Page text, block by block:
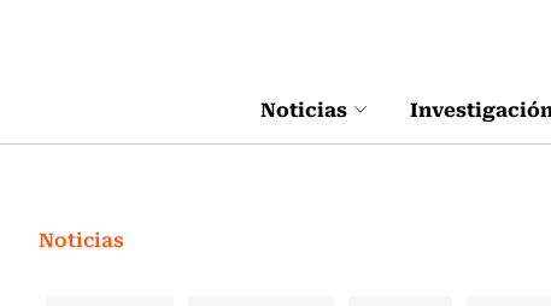
Noticias
Noticias